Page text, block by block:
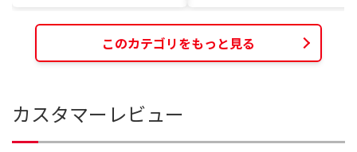
このカテゴリをもっと見る
カスタマーレビュー